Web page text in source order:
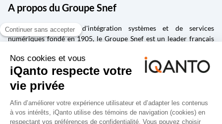
A propos du Groupe Snef
Groupe d'ingénierie, d'intégration systèmes et de services
numériques fondé en 1905, le Groupe Snef est un leader français
d’intégration et maintenance de systèmes électriques et
mécaniques ; de conception et fabrication de solutions
industrielles ; de la transformation numérique, de la gestion de la
donnée et de la cybersécurité ; d’édition et d’intégration de logiciels
spécialisés dans la conception, la vie des produits et la gestion de la
performance.